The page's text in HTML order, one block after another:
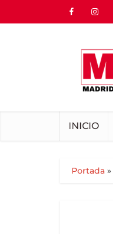
INICIO
Portada »